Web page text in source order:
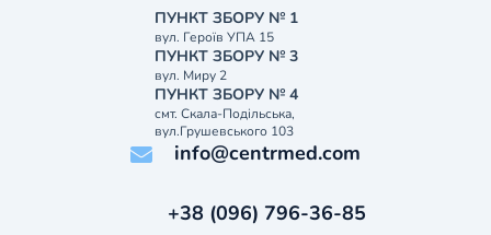
ПУНКТ ЗБОРУ № 1
вул. Героїв УПА 15
ПУНКТ ЗБОРУ № 3
вул. Миру 2
ПУНКТ ЗБОРУ № 4
смт. Скала-Подільська,
вул.Грушевського 103
info@centrmed.com
+38 (096) 796-36-85